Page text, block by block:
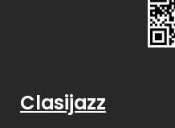
Clasijazz